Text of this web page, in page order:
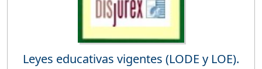
Leyes educativas vigentes (LODE y LOE).